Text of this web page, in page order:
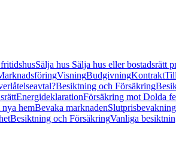
Sälja hus Sälja hus eller bostadsrätt
VisningBudgivningKontrakt
Besiktning och Försäkring
EnergideklarationFörsäkring mot Dolda
hemBevaka marknadenSlutprisbevakning
Besiktning och FörsäkringVanliga